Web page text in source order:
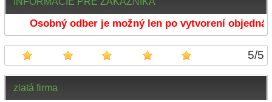
Osobný odber je možný len po vytvorení
5/5
zlatá firma